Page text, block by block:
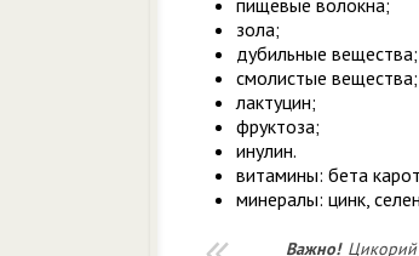
пищевые волокна;
зола;
дубильные вещества;
смолистые вещества;
лактуцин;
фруктоза;
инулин.
витамины: бета
минералы: цинк,
Важно!Цикорий